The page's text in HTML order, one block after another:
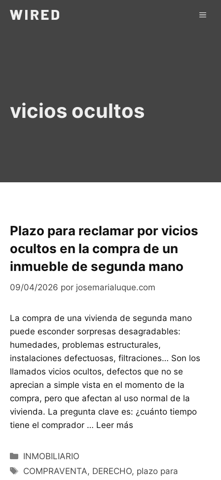
vicios ocultos
Plazo para reclamar por vicios
ocultos en la compra de un
inmueble de segunda mano
09/04/2026 por josemarialuque.com
La compra de una vivienda de segunda mano
puede esconder sorpresas desagradables:
humedades, problemas estructurales,
instalaciones defectuosas, filtraciones… Son los
llamados vicios ocultos, defectos que no se
aprecian a simple vista en el momento de la
compra, pero que afectan al uso normal de la
vivienda. La pregunta clave es: ¿cuánto tiempo
tiene el comprador … Leer más
Categorías
INMOBILIARIO
Etiquetas
COMPRAVENTA, DERECHO, plazo para